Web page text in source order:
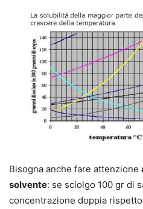
Bisogna anche fare attenzione
solvente: se sciolgo 100 gr di
concentrazione doppia